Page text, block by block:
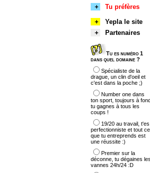
+
Tu préfères
+
Yepla le site
+
Partenaires
Tu es numéro 1
dans quel domaine ?
Spécialiste de la
drague, un clin d'oeil et
c'est dans la poche ;)
Number one dans
ton sport, toujours à
tu gagnes à tous les
coups !
19/20 au travail, t'es
perfectionniste et tout ce
que tu entreprends est
une réussite :)
Premier sur la
déconne, tu dégaines les
vannes 24h/24 :D